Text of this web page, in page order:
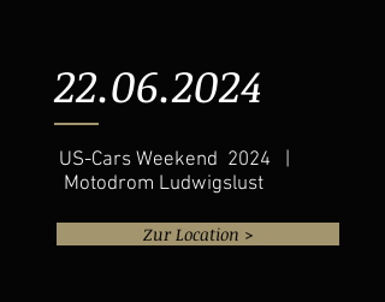
22.06.2024
US-Cars Weekend 2024 |
Motodrom Ludwigslust
Zur Location >